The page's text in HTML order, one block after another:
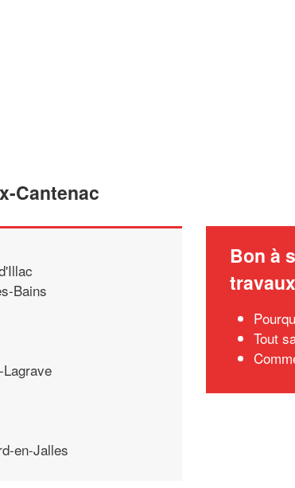
Cantenac
Bains
en-Jalles
Bon à
travaux
Tout